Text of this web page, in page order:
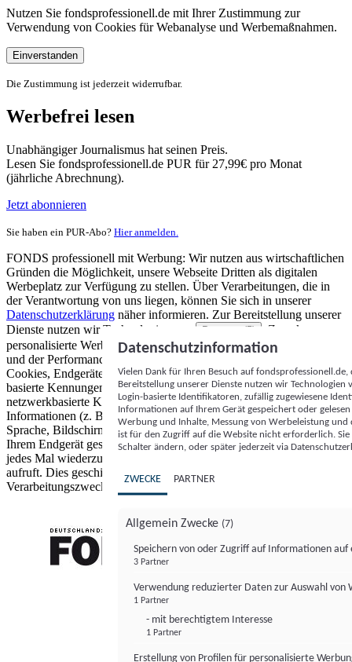
Nutzen Sie fondsprofessionell.de mit Ihrer Zustimmung zur
Verwendung von Cookies für Webanalyse und Werbemaßnahmen.
Einverstanden
Die Zustimmung ist jederzeit widerrufbar.
Werbefrei lesen
Unabhängiger Journalismus hat seinen Preis.
Lesen Sie fondsprofessionell.de PUR für 27,99€ pro Monat
(jährliche Abrechnung).
Jetzt abonnieren
Sie haben ein PUR-Abo? Hier anmelden.
FONDS professionell mit Werbung: Wir nutzen aus wirtschaftlichen
Gründen die Möglichkeit, unsere Webseite Dritten als digitalen
Werbeplatz zur Verfügung zu stellen. Über Verarbeitungen, die in
der Verantwortung von uns liegen, können Sie sich in unserer
Datenschutzerklärung näher informieren. Zur Bereitstellung unserer
Dienste nutzen wir Technologien von
Partnern (5)
. Zwecke:
personalisierte Werbung und Inhalte, Messung von Werbeleistung
und der Performance von Inhalten sowie Zielgruppenforschung.
Cookies, Endgeräte- oder ähnliche Online-Kennungen (z. B. login-
basierte Kennungen, zufällig generierte Kennungen,
netzwerkbasierte Kennungen) können zusammen mit anderen
Informationen (z. B. Browsertyp und Browserinformationen,
Sprache, Bildschirmgröße, unterstützte Technologien usw.) auf
Ihrem Endgerät gespeichert oder von dort ausgelesen werden, um es
jedes Mal wiederzuerkennen, wenn es eine App oder einer Webseite
aufruft. Dies geschieht für einen oder mehrere der hier aufgeführten
Verarbeitungszwecke.
Datenschutzinformation
Vielen Dank für Ihren Besuch auf
Bereitstellung unserer Dienste nutzen wir Technologien
Login-basierte Identifikatoren, zufällig zugewiesene
Informationen auf Ihrem Gerät gespeichert oder
Werbung und Inhalte, Messung von Werbeleistung
ist für den Zugriff auf die Website nicht erforderlich.
Schalter ändern, oder später jederzeit via
ZWECKE PARTNER
Allgemein Zwecke (7)
Speichern von oder Zugriff auf Informationen auf
3 Partner
Verwendung reduzierter Daten zur Auswahl von
1 Partner
- mit berechtigtem Interesse
1 Partner
Erstellung von Profilen für personalisierte
FONDS professionell